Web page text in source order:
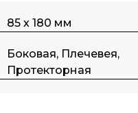
85 х 180 мм
Боковая, Плечевея,
Протекторная